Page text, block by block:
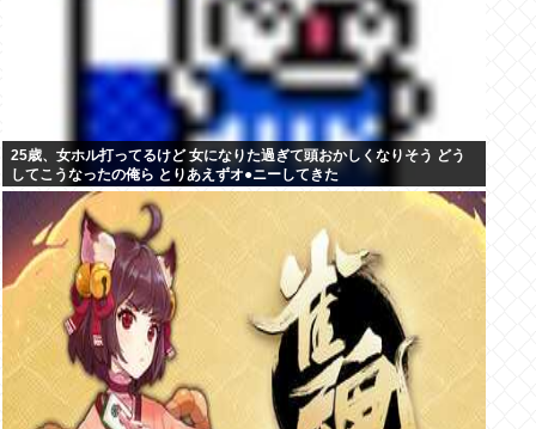
25歳、女ホル打ってるけど 女になりた過ぎて頭おかしくなりそう どう
してこうなったの俺ら とりあえずオ●ニーしてきた